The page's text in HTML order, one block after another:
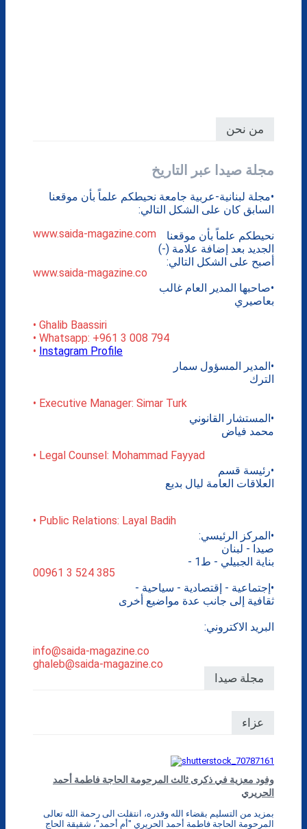
من نحن
مجلة صيدا عبر التاريخ
•مجلة لبنانية-عربية جامعة نحيطكم علماً بأن موقعنا
السابق كان على الشكل التالي:
www.saida-magazine.com
نحيطكم علماً بأن موقعنا
الجديد بعد إضافة علامة (-)
أصبح على الشكل التالي:
www.saida-magazine.co
•صاحبها المدير العام غالب
بعاصيري
• Ghalib Baassiri
• Whatsapp: +961 3 008 794
• Instagram Profile
•المدير المسؤول سمار
الترك
• Executive Manager: Simar Turk
•المستشار القانوني
محمد فياض
• Legal Counsel: Mohammad Fayyad
•رئيسة قسم
العلاقات العامة ليال بديع
• Public Relations: Layal Badih
•المركز الرئيسي:
صيدا - لبنان
بناية الجبيلي - ط1 -
00961 3 524 385
•إجتماعية - إقتصادية - سياحية -
ثقافية إلى جانب عدة مواضيع أخرى
البريد الاكتروني:
info@saida-magazine.co
ghaleb@saida-magazine.co
مجلة صيدا
عزاء
وفود معزية في ذكرى ثالث المرحومة الحاجة فاطمة أحمد
الحريري
بمزيد من التسليم بقضاء الله وقدره، انتقلت الى رحمة الله تعالى
المرحومة الحاجة فاطمة أحمد الحريري "أم أحمد"، شقيقة الحاج